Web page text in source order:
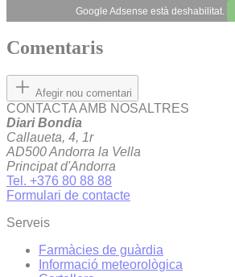
Google Adsense està deshabilitat.
Comentaris
Afegir nou comentari
CONTACTA AMB NOSALTRES
Diari Bondia
Callaueta, 4, 1r
AD500 Andorra la Vella
Principat d'Andorra
Tel. +376 80 88 88
Formulari de contacte
Serveis
Farmàcies de guàrdia
Informació meteorològica